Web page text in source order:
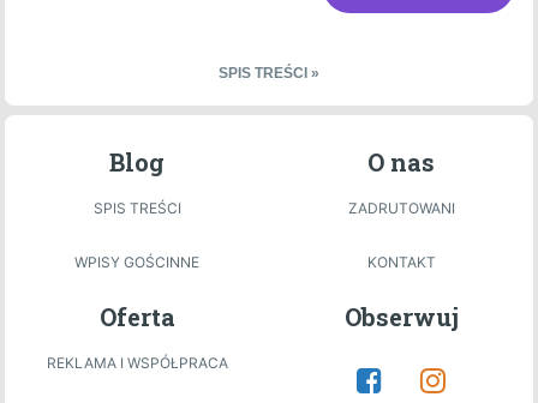
SPIS TREŚCI »
Blog
SPIS TREŚCI
WPISY GOŚCINNE
O nas
ZADRUTOWANI
KONTAKT
Oferta
REKLAMA I WSPÓŁPRACA
Obserwuj